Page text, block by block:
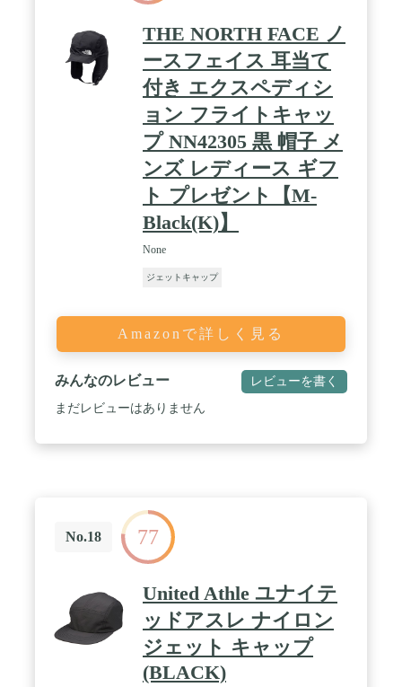
THE NORTH FACE ノ
ースフェイス 耳当て
付き エクスペディシ
ョン フライトキャッ
プ NN42305 黒 帽子 メ
ンズ レディース ギフ
ト プレゼント【M-
Black(K)】
None
ジェットキャップ
Amazonで詳しく見る
みんなのレビュー レビューを書く
まだレビューはありません
No.18 77
United Athle ユナイテ
ッドアスレ ナイロン
ジェット キャップ
(BLACK)